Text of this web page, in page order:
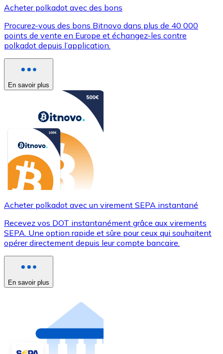
Acheter polkadot avec des bons
Procurez-vous des bons Bitnovo dans plus de 40 000
points de vente en Europe et échangez-les contre
polkadot depuis l’application.
En savoir plus
Acheter polkadot avec un virement SEPA instantané
Recevez vos DOT instantanément grâce aux virements
SEPA. Une option rapide et sûre pour ceux qui souhaitent
opérer directement depuis leur compte bancaire.
En savoir plus